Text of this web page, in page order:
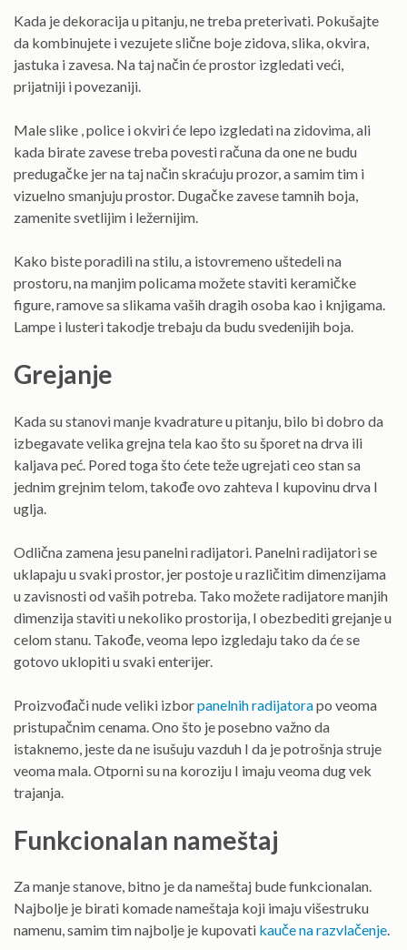
Kada je dekoracija u pitanju, ne treba preterivati. Pokušajte
da kombinujete i vezujete slične boje zidova, slika, okvira,
jastuka i zavesa. Na taj način će prostor izgledati veći,
prijatniji i povezaniji.
Male slike , police i okviri će lepo izgledati na zidovima, ali
kada birate zavese treba povesti računa da one ne budu
predugačke jer na taj način skraćuju prozor, a samim tim i
vizuelno smanjuju prostor. Dugačke zavese tamnih boja,
zamenite svetlijim i ležernijim.
Kako biste poradili na stilu, a istovremeno uštedeli na
prostoru, na manjim policama možete staviti keramičke
figure, ramove sa slikama vaših dragih osoba kao i knjigama.
Lampe i lusteri takodje trebaju da budu svedenijih boja.
Grejanje
Kada su stanovi manje kvadrature u pitanju, bilo bi dobro da
izbegavate velika grejna tela kao što su šporet na drva ili
kaljava peć. Pored toga što ćete teže ugrejati ceo stan sa
jednim grejnim telom, takođe ovo zahteva I kupovinu drva I
uglja.
Odlična zamena jesu panelni radijatori. Panelni radijatori se
uklapaju u svaki prostor, jer postoje u različitim dimenzijama
u zavisnosti od vaših potreba. Tako možete radijatore manjih
dimenzija staviti u nekoliko prostorija, I obezbediti grejanje u
celom stanu. Takođe, veoma lepo izgledaju tako da će se
gotovo uklopiti u svaki enterijer.
Proizvođači nude veliki izborpanelnih radijatorapo veoma
pristupačnim cenama. Ono što je posebno važno da
istaknemo, jeste da ne isušuju vazduh I da je potrošnja struje
veoma mala. Otporni su na koroziju I imaju veoma dug vek
trajanja.
Funkcionalan nameštaj
Za manje stanove, bitno je da nameštaj bude funkcionalan.
Najbolje je birati komade nameštaja koji imaju višestruku
namenu, samim tim najbolje je kupovati kauče na razvlačenje.